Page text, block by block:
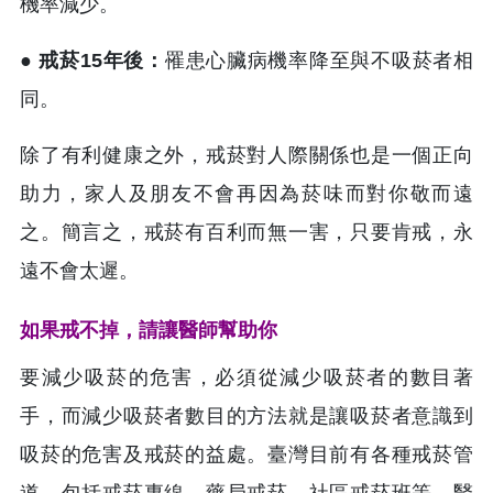
● 戒菸15年後： 罹患心臟病機率降至與不吸菸者相
同。
除了有利健康之外，戒菸對人際關係也是一個正向
助力，家人及朋友不會再因為菸味而對你敬而遠
之。簡言之，戒菸有百利而無一害，只要肯戒，永
遠不會太遲。
如果戒不掉，請讓醫師幫助你
要減少吸菸的危害，必須從減少吸菸者的數目著
手，而減少吸菸者數目的方法就是讓吸菸者意識到
吸菸的危害及戒菸的益處。臺灣目前有各種戒菸管